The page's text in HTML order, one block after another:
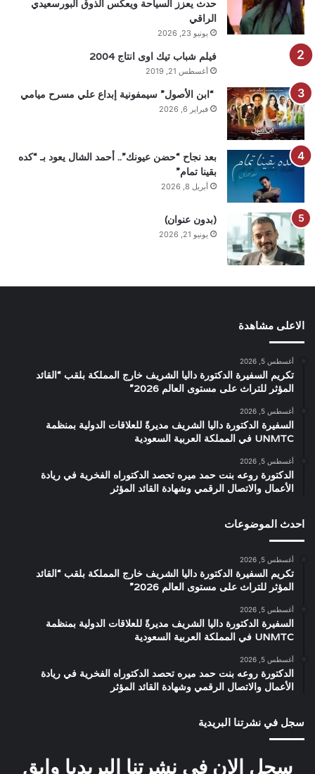
حدث يعزز السياحة ويعكس الذوق البورسعيدي
الراقي
يونيو 23, 2026
فيلم شباب تيك اوى انتاج 2004
أغسطس 21, 2019
“ابن الأصول” سيمفونية إبداع علي مسرح ميامي
فبراير 6, 2026
بعد نجاح “حضن عيونك”.. أحمد الشال يعود بـ “كده
بقينا تمام”
أبريل 8, 2026
(بدون عنوان)
يونيو 21, 2026
الاعلى مشاهدة
أغسطس 5, 2026
تكريم السفيرة الدكتورة داليا الشريف خارج المملكة بلقب “القائد
المؤثر للتراث على مستوى العالم 2026”
أغسطس 5, 2026
السفيرة الدكتورة داليا الشريف مديرةً للعلاقات الدولية بمنظمة
UNMTC في المملكة العربية السعودية
أغسطس 5, 2026
الدكتورة روعه بنت حمد ميره تحصد الدكتوراه الفخرية في ريادة
الأعمال والاتصال الرقمي وشهادة القائد المؤثر
احدث الموضوعات
أغسطس 5, 2026
تكريم السفيرة الدكتورة داليا الشريف خارج المملكة بلقب “القائد
المؤثر للتراث على مستوى العالم 2026”
أغسطس 5, 2026
السفيرة الدكتورة داليا الشريف مديرةً للعلاقات الدولية بمنظمة
UNMTC في المملكة العربية السعودية
أغسطس 5, 2026
الدكتورة روعه بنت حمد ميره تحصد الدكتوراه الفخرية في ريادة
الأعمال والاتصال الرقمي وشهادة القائد المؤثر
سجل في نشرتنا البريدية
سجل الان في نشرتنا البريديا وابق